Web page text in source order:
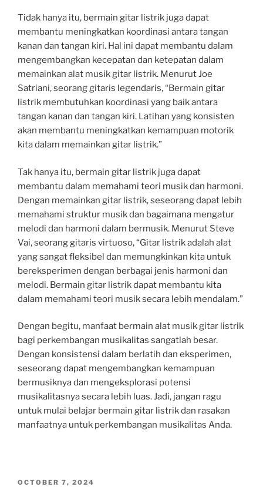
Tidak hanya itu, bermain gitar listrik juga dapat
membantu meningkatkan koordinasi antara tangan
kanan dan tangan kiri. Hal ini dapat membantu dalam
mengembangkan kecepatan dan ketepatan dalam
memainkan alat musik gitar listrik. Menurut Joe
Satriani, seorang gitaris legendaris, “Bermain gitar
listrik membutuhkan koordinasi yang baik antara
tangan kanan dan tangan kiri. Latihan yang konsisten
akan membantu meningkatkan kemampuan motorik
kita dalam memainkan gitar listrik.”
Tak hanya itu, bermain gitar listrik juga dapat
membantu dalam memahami teori musik dan harmoni.
Dengan memainkan gitar listrik, seseorang dapat lebih
memahami struktur musik dan bagaimana mengatur
melodi dan harmoni dalam bermusik. Menurut Steve
Vai, seorang gitaris virtuoso, “Gitar listrik adalah alat
yang sangat fleksibel dan memungkinkan kita untuk
bereksperimen dengan berbagai jenis harmoni dan
melodi. Bermain gitar listrik dapat membantu kita
dalam memahami teori musik secara lebih mendalam.”
Dengan begitu, manfaat bermain alat musik gitar listrik
bagi perkembangan musikalitas sangatlah besar.
Dengan konsistensi dalam berlatih dan eksperimen,
seseorang dapat mengembangkan kemampuan
bermusiknya dan mengeksplorasi potensi
musikalitasnya secara lebih luas. Jadi, jangan ragu
untuk mulai belajar bermain gitar listrik dan rasakan
manfaatnya untuk perkembangan musikalitas Anda.
POSTED
OCTOBER 7, 2024